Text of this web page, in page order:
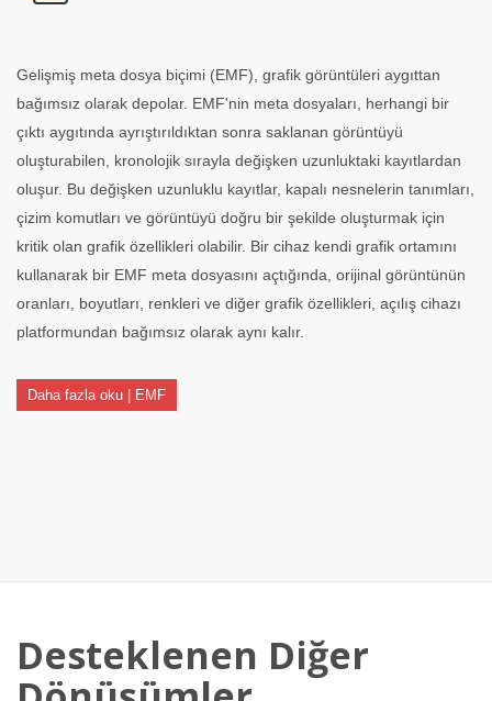
Gelişmiş meta dosya biçimi (EMF), grafik görüntüleri aygıttan
bağımsız olarak depolar. EMF'nin meta dosyaları, herhangi bir
çıktı aygıtında ayrıştırıldıktan sonra saklanan görüntüyü
oluşturabilen, kronolojik sırayla değişken uzunluktaki kayıtlardan
oluşur. Bu değişken uzunluklu kayıtlar, kapalı nesnelerin tanımları,
çizim komutları ve görüntüyü doğru bir şekilde oluşturmak için
kritik olan grafik özellikleri olabilir. Bir cihaz kendi grafik ortamını
kullanarak bir EMF meta dosyasını açtığında, orijinal görüntünün
oranları, boyutları, renkleri ve diğer grafik özellikleri, açılış cihazı
platformundan bağımsız olarak aynı kalır.
Daha fazla oku | EMF
Desteklenen Diğer